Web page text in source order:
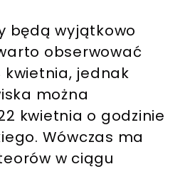
będą wyjątkowo
obserwować
kwietnia, jednak
można
kwietnia o godzinie
Wówczas ma
w ciągu